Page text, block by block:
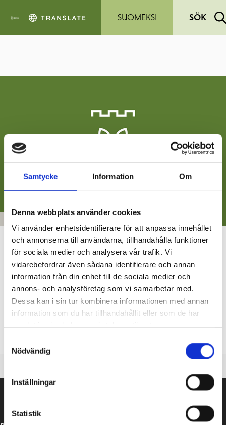
Samtycke Information Om
Denna webbplats använder cookies
Vi använder enhetsidentifierare för att anpassa innehållet
och annonserna till användarna, tillhandahålla funktioner
för sociala medier och analysera vår trafik. Vi
vidarebefordrar även sådana identifierare och annan
information från din enhet till de sociala medier och
annons- och analysföretag som vi samarbetar med.
Dessa kan i sin tur kombinera informationen med annan
information som du har tillhandahållit eller som de har
Nödvändig
Inställningar
Statistik
SUOMEKSI
SÖK
Raseborgspriserna 2021 – nomineringen har
börjat!
08.12.2021
Det är igen dags att nominera kandidater för årets
Raseborgspriser! Priserna delas ut vid en prisceremoni i början